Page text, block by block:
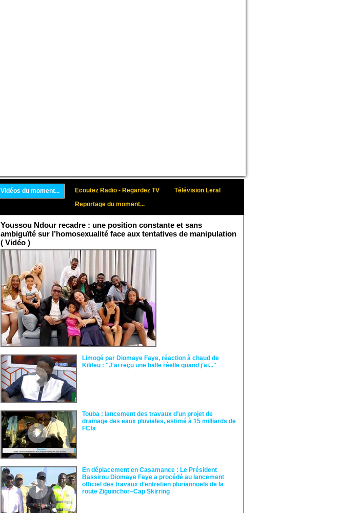
Vidéos du moment... Ecoutez Radio - Regardez TV
Télévision Leral
Reportage du moment...
Youssou Ndour recadre : une position constante et sans
ambiguïté sur l’homosexualité face aux tentatives de manipulation
( Vidéo )
Limogé par Diomaye Faye, réaction à chaud de
Kilifeu : "J'ai reçu une balle réelle quand j'ai..."
Touba : lancement des travaux d’un projet de
drainage des eaux pluviales, estimé à 15 milliards de
FCfa ‎
En déplacement en Casamance : Le Président
Bassirou Diomaye Faye a procédé au lancement
officiel des travaux d’entretien pluriannuels de la
route Ziguinchor–Cap Skirring